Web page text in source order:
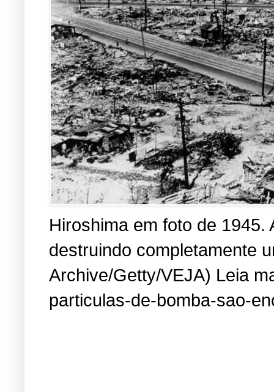
Hiroshima em foto de
destruindo completamente
Archive/Getty/VEJA) Leia
particulas-de-bomba-sao-